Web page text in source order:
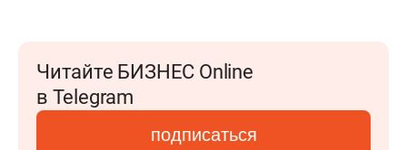
Читайте БИЗНЕС Online
в Telegram
подписаться